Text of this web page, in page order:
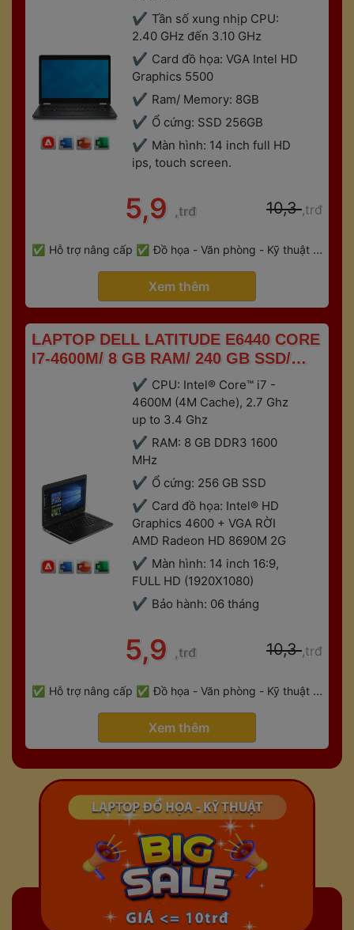
Tần số xung nhịp CPU:
2.40 GHz đến 3.10 GHz
Card đồ họa: VGA Intel HD
Graphics 5500
Ram/ Memory: 8GB
Ổ cứng: SSD 256GB
Màn hình: 14 inch full HD
ips, touch screen.
5,9 ,trđ 10,3 ,trđ
Hỗ trợ nâng cấp
Đồ họa - Văn phòng - Kỹ thuật -
Xem thêm
LAPTOP DELL LATITUDE E6440 CORE
I7-4600M/ 8 GB RAM/ 240 GB SSD/
INTEL HD 4600 + AMD RADEON HD
8690M 2G/ 14 FULL HD
CPU: Intel® Core™ i7 -
4600M (4M Cache), 2.7 Ghz
up to 3.4 Ghz
RAM: 8 GB DDR3 1600
MHz
Ổ cứng: 256 GB SSD
Card đồ họa: Intel® HD
Graphics 4600 + VGA RỜI
AMD Radeon HD 8690M 2G
Màn hình: 14 inch 16:9,
FULL HD (1920X1080)
Bảo hành: 06 tháng
5,9 ,trđ 10,3 ,trđ
Hỗ trợ nâng cấp
Đồ họa - Văn phòng - Kỹ thuật -
Xem thêm